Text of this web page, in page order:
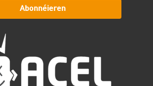
Abonnéieren